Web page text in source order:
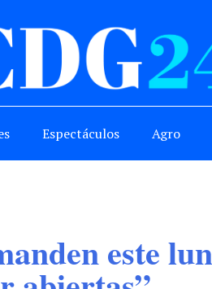
Espectáculos Agro
este